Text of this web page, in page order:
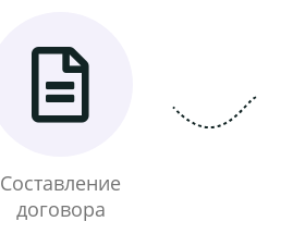
Составление
договора